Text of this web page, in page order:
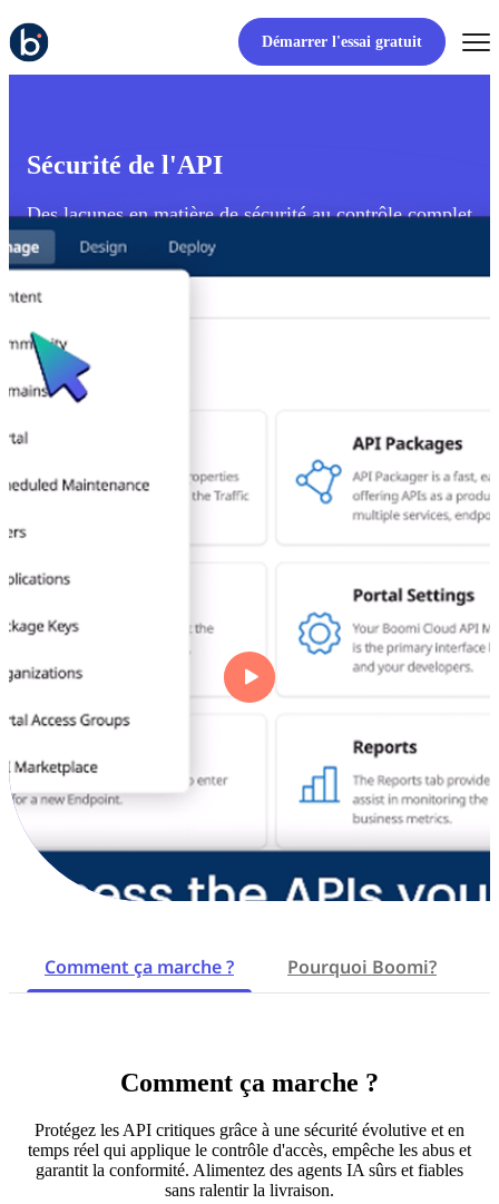
Démarrer l'essai gratuit
Sécurité de l'API
Des lacunes en matière de sécurité au contrôle complet
des API - sécuriser les API de bout en bout.
Comment ça marche ? Pourquoi Boomi?
Comment ça marche ?
Protégez les API critiques grâce à une sécurité évolutive et en
temps réel qui applique le contrôle d'accès, empêche les abus et
garantit la conformité. Alimentez des agents IA sûrs et fiables
sans ralentir la livraison.